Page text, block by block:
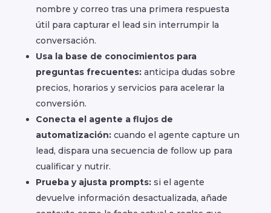
nombre y correo tras una primera respuesta
útil para capturar el lead sin interrumpir la
conversación.
Usa la base de conocimientos para
preguntas frecuentes:anticipa dudas sobre
precios, horarios y servicios para acelerar la
conversión.
Conecta el agente a flujos de
automatización:cuando el agente capture un
lead, dispara una secuencia de follow up para
cualificar y nutrir.
Prueba y ajusta prompts:si el agente
devuelve información desactualizada, añade